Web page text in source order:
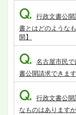
Q. 行政文書公
書とはどのような
開】
Q. 名古屋市民
書公開請求できま
Q. 行政文書公
なものはあります